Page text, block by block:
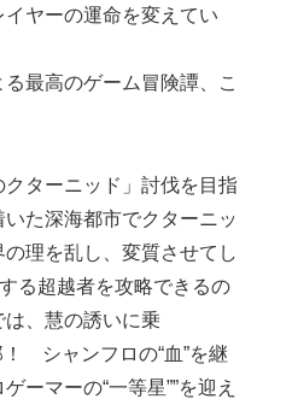
ヤーの運命を変えてい
最高のゲーム冒険譚、こ
ターニッド」討伐を目指
た深海都市でクターニッ
の理を乱し、変質させてし
る超越者を攻略できるの
、慧の誘いに乗
！ シャンフロの“血”を継
ーマーの“一等星””を迎え